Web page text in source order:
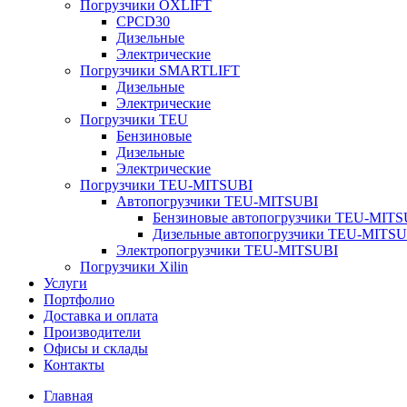
Погрузчики OXLIFT
CPCD30
Дизельные
Электрические
Погрузчики SMARTLIFT
Дизельные
Электрические
Погрузчики TEU
Бензиновые
Дизельные
Электрические
Погрузчики TEU-MITSUBI
Автопогрузчики TEU-MITSUBI
Бензиновые автопогрузчики TEU-
Дизельные автопогрузчики TEU-
Электропогрузчики TEU-MITSUBI
Погрузчики Xilin
Услуги
Портфолио
Доставка и оплата
Производители
Офисы и склады
Контакты
Главная